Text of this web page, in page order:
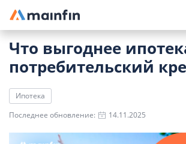
Главное меню
Что выгоднее
потребительский
Ипотека
Последнее обновление:
14.11.2025